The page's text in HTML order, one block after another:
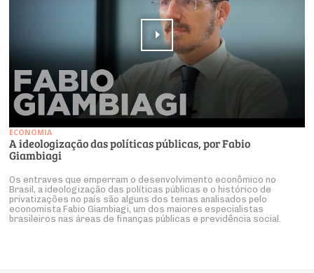
ECONOMIA
A ideologização das políticas públicas, por Fabio
Giambiagi
Os entraves que emperram o desenvolvimento econômico no
Brasil, a ideologização das políticas públicas e o histórico de
privatizações no país são alguns dos temas analisados pelo
economista Fabio Giambiagi, um dos maiores especialistas
brasileiros nas áreas de finanças públicas e previdência social.